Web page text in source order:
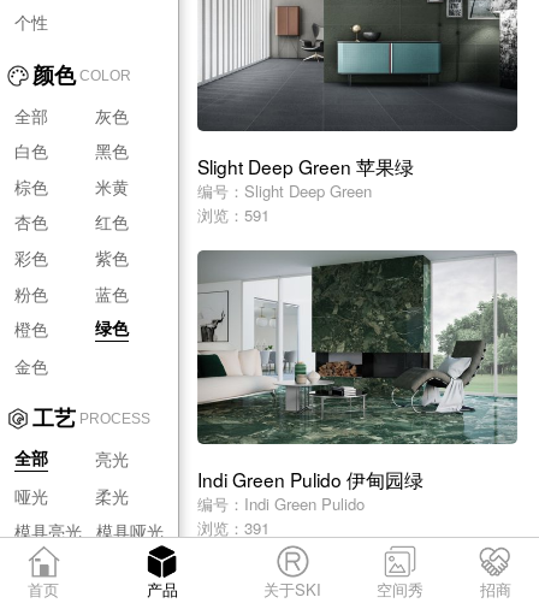
个性
颜色 COLOR
全部
灰色
白色
黑色
棕色
米黄
杏色
红色
彩色
紫色
粉色
蓝色
橙色
绿色
金色
工艺 PROCESS
全部
亮光
哑光
柔光
模具亮光 模具哑光
模具柔光
Slight Deep Green 苹果绿
编号：Slight Deep Green
浏览：591
Indi Green Pulido 伊甸园绿
编号：Indi Green Pulido
浏览：391
首页 产品 关于SKI 空间秀 招商